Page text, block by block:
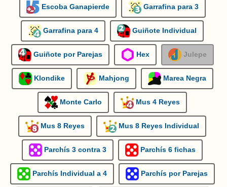
Escoba Ganapierde Garrafina para 3
Garrafina para 4 Guiñote Individual
Guiñote por Parejas Hex Julepe
Klondike Mahjong Marea Negra
Monte Carlo Mus 4 Reyes
Mus 8 Reyes Mus 8 Reyes Individual
Parchís 3 contra 3 Parchís 6 fichas
Parchís Individual a 4 Parchís por Parejas